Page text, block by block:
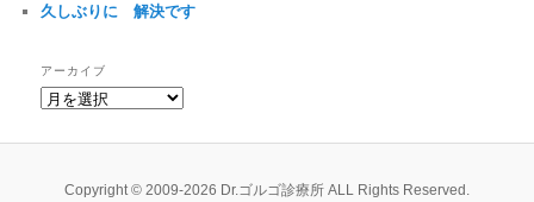
久しぶりに 解決です
アーカイブ
ア
カ
Copyright © 2009-2026 Dr.ゴルゴ診療所 ALL Rights Reserved.